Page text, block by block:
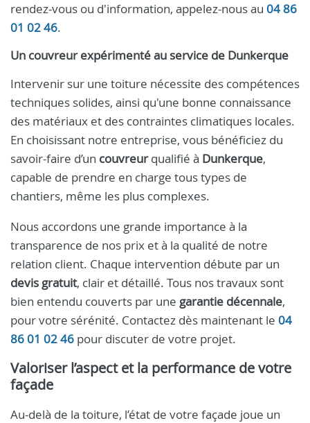
rendez-vous ou d'information, appelez-nous au 04 86
01 02 46.
Un couvreurexpérimenté au service de Dunkerque
Intervenir sur une toiture nécessite des compétences
techniques solides, ainsi qu'une bonne connaissance
des matériaux et des contraintes climatiques locales.
En choisissant notre entreprise, vous bénéficiez du
savoir-faire d’un couvreurqualifié à Dunkerque,
capable de prendre en charge tous types de
chantiers, même les plus complexes.
Nous accordons une grande importance à la
transparence de nos prix et à la qualité de notre
relation client. Chaque intervention débute par un
devis gratuit, clair et détaillé. Tous nos travaux sont
bien entendu couverts par une garantie décennale,
pour votre sérénité. Contactez dès maintenant le 04
86 01 02 46 pour discuter de votre projet.
Valoriser l’aspect et la performance de votre
façade
Au-delà de la toiture, l’état de votre façade joue un